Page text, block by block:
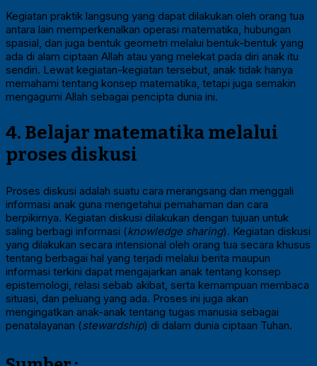
Kegiatan praktik langsung yang dapat dilakukan oleh orang tua
antara lain memperkenalkan operasi matematika, hubungan
spasial, dan juga bentuk geometri melalui bentuk-bentuk yang
ada di alam ciptaan Allah atau yang melekat pada diri anak itu
sendiri. Lewat kegiatan-kegiatan tersebut, anak tidak hanya
memahami tentang konsep matematika, tetapi juga semakin
mengagumi Allah sebagai pencipta dunia ini.
4. Belajar matematika melalui
proses diskusi
Proses diskusi adalah suatu cara merangsang dan menggali
informasi anak guna mengetahui pemahaman dan cara
berpikirnya. Kegiatan diskusi dilakukan dengan tujuan untuk
saling berbagi informasi (knowledge sharing). Kegiatan diskusi
yang dilakukan secara intensional oleh orang tua secara khusus
tentang berbagai hal yang terjadi melalui berita maupun
informasi terkini dapat mengajarkan anak tentang konsep
epistemologi, relasi sebab akibat, serta kemampuan membaca
situasi, dan peluang yang ada. Proses ini juga akan
mengingatkan anak-anak tentang tugas manusia sebagai
penatalayanan (stewardship) di dalam dunia ciptaan Tuhan.